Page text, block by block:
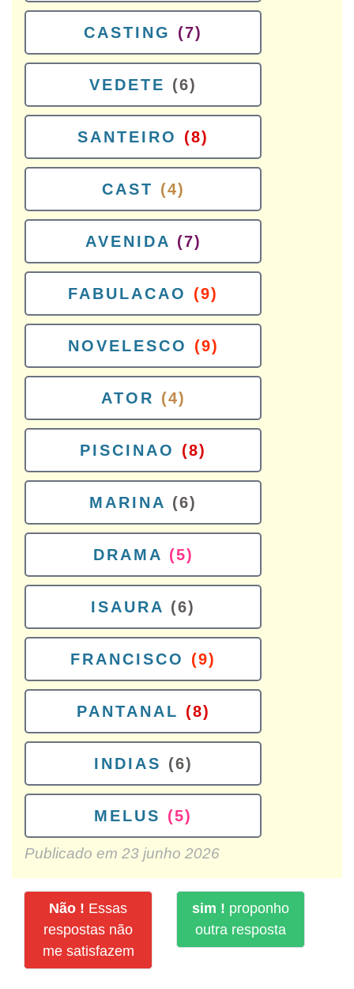
CASTING (7)
VEDETE (6)
SANTEIRO (8)
CAST (4)
AVENIDA (7)
FABULACAO (9)
NOVELESCO (9)
ATOR (4)
PISCINAO (8)
MARINA (6)
DRAMA (5)
ISAURA (6)
FRANCISCO (9)
PANTANAL (8)
INDIAS (6)
MELUS (5)
Publicado em 23 junho 2026
Não ! Essas
respostas não
me satisfazem
sim ! proponho
outra resposta